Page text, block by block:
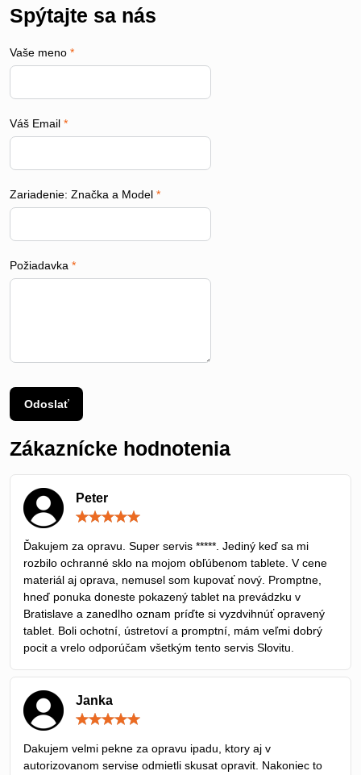
Spýtajte sa nás
Vaše meno *
Váš Email *
Zariadenie: Značka a Model *
Požiadavka *
Odoslať
Zákaznícke hodnotenia
Peter
5
Ďakujem za opravu. Super servis *****. Jediný keď sa mi
rozbilo ochranné sklo na mojom obľúbenom tablete. V cene
materiál aj oprava, nemusel som kupovať nový. Promptne,
hneď ponuka doneste pokazený tablet na prevádzku v
Bratislave a zanedlho oznam príďte si vyzdvihnúť opravený
tablet. Boli ochotní, ústretoví a promptní, mám veľmi dobrý
pocit a vrelo odporúčam všetkým tento servis Slovitu.
Janka
5
Dakujem velmi pekne za opravu ipadu, ktory aj v
autorizovanom servise odmietli skusat opravit. Nakoniec to